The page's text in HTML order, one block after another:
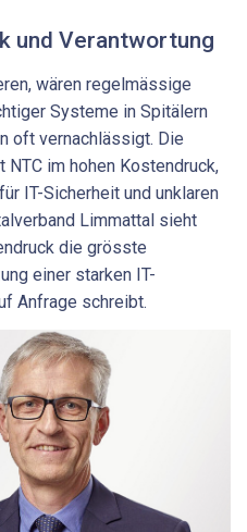
und Verantwortung
wären regelmässige
Systeme in Spitälern
oft vernachlässigt. Die
im hohen Kostendruck,
IT-Sicherheit und unklaren
Limmattal sieht
die grösste
einer starken IT-
Anfrage schreibt.